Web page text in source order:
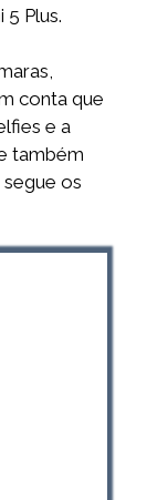
Plus.
conta que
e a
também
os